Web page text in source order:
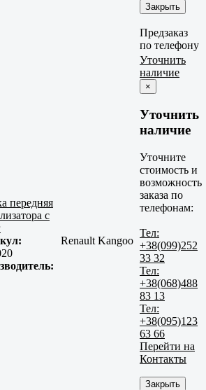
Закрыть
Предзаказ
по телефону
передняя
c
Renault Kangoo
Уточнить
наличие
×
Уточнить
наличие
Уточните
стоимость и
возможность
заказа по
телефонам:
Тел:
+38(099)252
33 32
Тел:
+38(068)488
83 13
Тел:
+38(095)123
63 66
Перейти на
Контакты
Закрыть